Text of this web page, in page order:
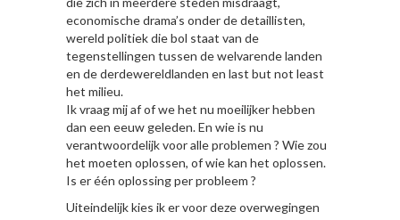
economische drama’s onder de detaillisten,
wereld politiek die bol staat van de
tegenstellingen tussen de welvarende landen
en de derdewereldlanden en last but not least
het milieu.
Ik vraag mij af of we het nu moeilijker hebben
dan een eeuw geleden. En wie is nu
verantwoordelijk voor alle problemen ? Wie zou
het moeten oplossen, of wie kan het oplossen.
Is er één oplossing per probleem ?
Uiteindelijk kies ik er voor deze overwegingen